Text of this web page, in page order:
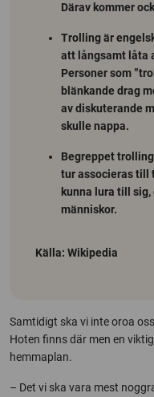
Därav kommer
Trollingär
att långsamt låta
Personer som
blänkande drag
av diskuterande
skulle nappa.
Begreppettrolling
tur associeras till
kunna lura till
människor.
Källa: Wikipedia
Samtidigt ska vi inte oroa
Hoten finns där men en
hemmaplan.
– Det vi ska vara mest